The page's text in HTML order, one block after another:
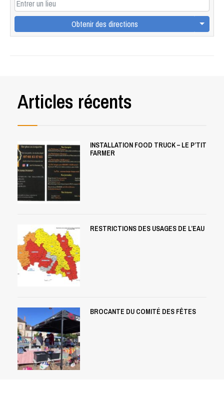
Obtenir des directions
Articles récents
INSTALLATION FOOD TRUCK – LE P’TIT
FARMER
RESTRICTIONS DES USAGES DE L’EAU
BROCANTE DU COMITÉ DES FÊTES